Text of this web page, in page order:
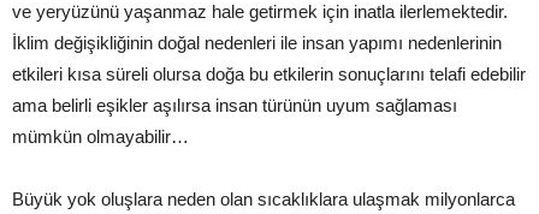
ve yeryüzünü yaşanmaz hale getirmek için inatla ilerlemektedir.
İklim değişikliğinin doğal nedenleri ile insan yapımı nedenlerinin
etkileri kısa süreli olursa doğa bu etkilerin sonuçlarını telafi edebilir
ama belirli eşikler aşılırsa insan türünün uyum sağlaması
mümkün olmayabilir…
Büyük yok oluşlara neden olan sıcaklıklara ulaşmak milyonlarca